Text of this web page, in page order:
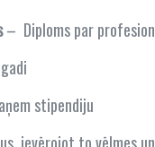
– Diploms par
stipendiju